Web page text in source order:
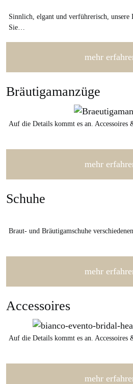
Sinnlich, elgant und verführerisch, unsere
Sie…
mehr
Bräutigamanzüge
Auf die Details kommt es an.
mehr
Schuhe
Braut- und Bräutigamschuhe
mehr
Accessoires
Auf die Details kommt es an.
mehr